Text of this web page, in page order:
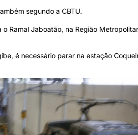
segundo a CBTU.
Ramal Jaboatão, na Região
é necessário parar na estação